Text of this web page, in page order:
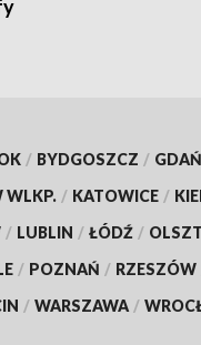
/ BYDGOSZCZ /
WLKP. / KATOWICE /
/ LUBLIN / ŁÓDŹ /
/ POZNAŃ / RZESZÓW
/ WARSZAWA /